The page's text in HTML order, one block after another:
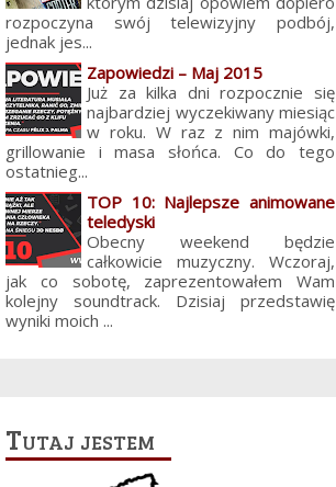
rozpoczyna swój telewizyjny podbój,
jednak jes...
Zapowiedzi – Maj 2015
Już za kilka dni rozpocznie się
najbardziej wyczekiwany miesiąc
w roku. W raz z nim majówki,
grillowanie i masa słońca. Co do tego
ostatnieg...
TOP 10: Najlepsze animowane
teledyski
Obecny weekend będzie
całkowicie muzyczny. Wczoraj,
jak co sobotę, zaprezentowałem Wam
kolejny soundtrack. Dzisiaj przedstawię
wyniki moich ...
Tutaj jestem